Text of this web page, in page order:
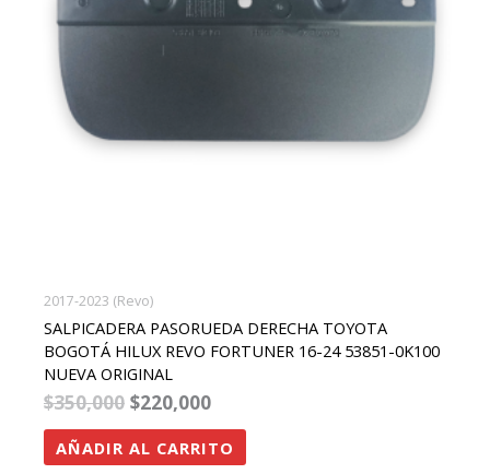
2017-2023 (Revo)
SALPICADERA PASORUEDA DERECHA TOYOTA
BOGOTÁ HILUX REVO FORTUNER 16-24 53851-0K100
NUEVA ORIGINAL
$350,000 $220,000
AÑADIR AL CARRITO